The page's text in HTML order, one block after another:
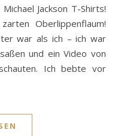
Jackson T-Shirts!
Oberlippenflaum!
war als ich – ich war
und ein Video von
Ich bebte vor